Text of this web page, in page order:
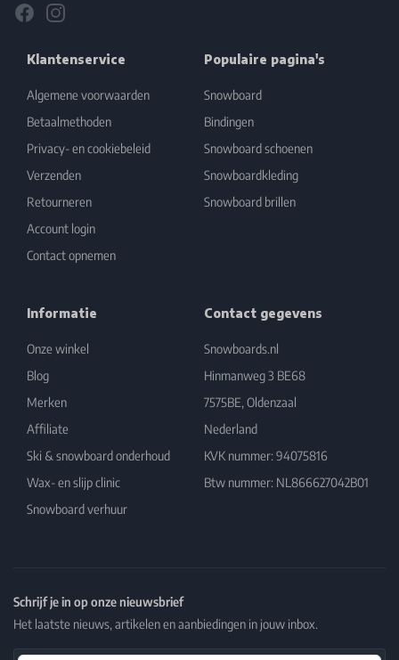
FacebookInstagram
Klantenservice
Algemene voorwaarden
Betaalmethoden
Privacy- en cookiebeleid
Verzenden
Retourneren
Account login
Contact opnemen
Populaire pagina's
Snowboard
Bindingen
Snowboard schoenen
Snowboardkleding
Snowboard brillen
Informatie
Onze winkel
Blog
Merken
Affiliate
Ski & snowboard onderhoud
Wax- en slijp clinic
Snowboard verhuur
Contact gegevens
Snowboards.nl
Hinmanweg 3 BE68
7575BE, Oldenzaal
Nederland
KVK nummer: 94075816
Btw nummer: NL866627042B01
Schrijf je in op onze nieuwsbrief
Het laatste nieuws, artikelen en aanbiedingen in jouw inbox.